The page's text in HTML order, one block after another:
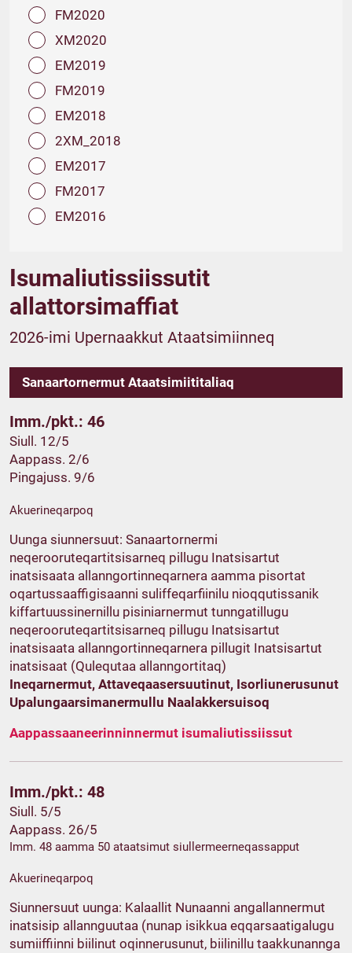
FM2020
XM2020
EM2019
FM2019
EM2018
2XM_2018
EM2017
FM2017
EM2016
Isumaliutissiissutit
allattorsimaffiat
2026-imi Upernaakkut Ataatsimiinneq
Sanaartornermut Ataatsimiititaliaq
Imm./pkt.: 46
Siull. 12/5
Aappass. 2/6
Pingajuss. 9/6
Akuerineqarpoq
Uunga siunnersuut: Sanaartornermi
neqerooruteqartitsisarneq pillugu Inatsisartut
inatsisaata allanngortinneqarnera aamma pisortat
oqartussaaffigisaanni suliffeqarfiinilu nioqqutissanik
kiffartuussinernillu pisiniarnermut tunngatillugu
neqerooruteqartitsisarneq pillugu Inatsisartut
inatsisaata allanngortinneqarnera pillugit Inatsisartut
inatsisaat (Qulequtaa allanngortitaq)
Ineqarnermut, Attaveqaasersuutinut, Isorliunerusunut
Upalungaarsimanermullu Naalakkersuisoq
Aappassaaneerinninnermut isumaliutissiissut
Imm./pkt.: 48
Siull. 5/5
Aappass. 26/5
Imm. 48 aamma 50 ataatsimut siullermeerneqassapput
Akuerineqarpoq
Siunnersuut uunga: Kalaallit Nunaanni angallannermut
inatsisip allannguutaa (nunap isikkua eqqarsaatigalugu
sumiiffiinni biilinut oqinnerusunut, biilinillu taakkunannga